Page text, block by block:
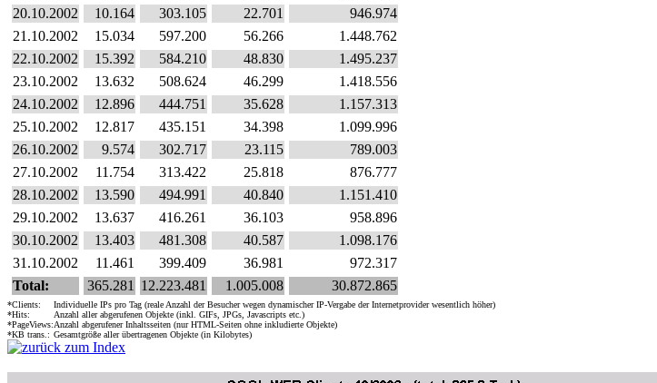
20.10.2002
10.164 303.105 22.701
946.974
21.10.2002
15.034 597.200 56.266
1.448.762
22.10.2002
15.392 584.210 48.830
1.495.237
23.10.2002
13.632 508.624 46.299
1.418.556
24.10.2002
12.896 444.751 35.628
1.157.313
25.10.2002
12.817 435.151 34.398
1.099.996
26.10.2002
9.574 302.717 23.115
789.003
27.10.2002
11.754 313.422 25.818
876.777
28.10.2002
13.590 494.991 40.840
1.151.410
29.10.2002
13.637 416.261 36.103
958.896
30.10.2002
13.403 481.308 40.587
1.098.176
31.10.2002
11.461 399.409 36.981
972.317
Total:
365.281 12.223.481 1.005.008 30.872.865
*Clients:
Individuelle IPs pro Tag (reale Anzahl der Besucher wegen dynamischer IP-Vergabe der Internetprovider wesentlich höher)
*Hits:
Anzahl aller abgerufenen Objekte (inkl. GIFs, JPGs, Javascripts etc.)
*PageViews:Anzahl abgerufener Inhaltsseiten (nur HTML-Seiten ohne inkludierte Objekte)
*KB trans.: Gesamtgröße aller übertragenen Objekte (in Kilobytes)